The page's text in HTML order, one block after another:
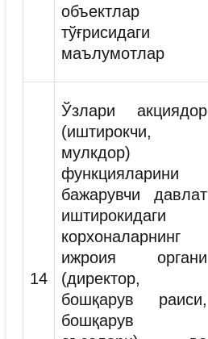
объектлар
тўғрисидаги
маълумотлар
14
Ўзлари акциядор
(иштирокчи,
мулкдор)
функцияларини
бажарувчи давлат
иштирокидаги
корхоналарнинг
ижроия органи
(директор,
бошқарув раиси,
бошқарув